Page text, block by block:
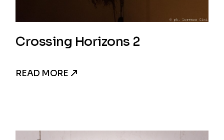
Crossing Horizons 2
READ MORE